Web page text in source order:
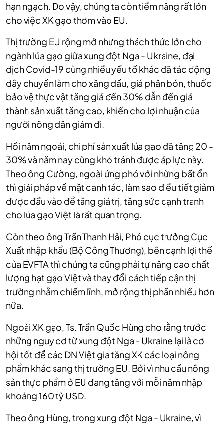
hạn ngạch. Do vậy, chúng ta còn tiềm năng rất lớn
cho việc XK gạo thơm vào EU.
Thị trường EU rộng mở nhưng thách thức lớn cho
ngành lúa gạo giữa xung đột Nga - Ukraine, đại
dịch Covid-19 cùng nhiều yếu tố khác đã tác động
dây chuyền làm cho xăng dầu, giá phân bón, thuốc
bảo vệ thực vật tăng giá đến 30% dẫn đến giá
thành sản xuất tăng cao, khiến cho lợi nhuận của
người nông dân giảm đi.
Hồi năm ngoái, chi phí sản xuất lúa gạo đã tăng 20 -
30% và năm nay cũng khó tránh được áp lực này.
Theo ông Cường, ngoài ứng phó với những bất ổn
thì giải pháp về mặt canh tác, làm sao điều tiết giảm
được đầu vào để tăng giá trị, tăng sức cạnh tranh
cho lúa gạo Việt là rất quan trọng.
Còn theo ông Trần Thanh Hải, Phó cục trưởng Cục
Xuất nhập khẩu (Bộ Công Thương), bên cạnh lợi thế
của EVFTA thì chúng ta cũng phải tự nâng cao chất
lượng hạt gạo Việt và thay đổi cách tiếp cận thị
trường nhằm chiếm lĩnh, mở rộng thị phần nhiều hơn
nữa.
Ngoài XK gạo, Ts. Trần Quốc Hùng cho rằng trước
những nguy cơ từ xung đột Nga - Ukraine lại là cơ
hội tốt để các DN Việt gia tăng XK các loại nông
phẩm khác sang thị trường EU. Bởi vì nhu cầu nông
sản thực phẩm ở EU đang tăng với mỗi năm nhập
khoảng 160 tỷ USD.
Theo ông Hùng, trong xung đột Nga - Ukraine, vì